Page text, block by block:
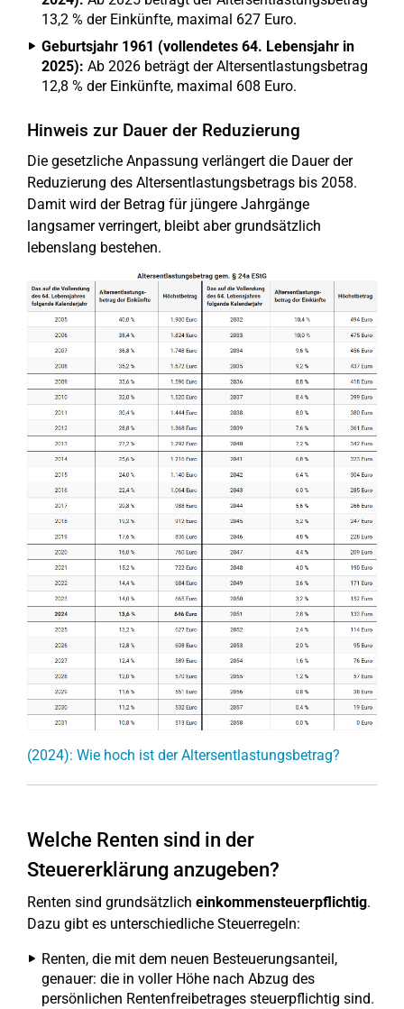
13,2 % der Einkünfte, maximal 627 Euro.
Geburtsjahr 1961 (vollendetes 64. Lebensjahr in
2025): Ab 2026 beträgt der Altersentlastungsbetrag
12,8 % der Einkünfte, maximal 608 Euro.
Hinweis zur Dauer der Reduzierung
Die gesetzliche Anpassung verlängert die Dauer der
Reduzierung des Altersentlastungsbetrags bis 2058.
Damit wird der Betrag für jüngere Jahrgänge
langsamer verringert, bleibt aber grundsätzlich
lebenslang bestehen.
(2024): Wie hoch ist der Altersentlastungsbetrag?
Welche Renten sind in der
Steuererklärung anzugeben?
Renten sind grundsätzlich einkommensteuerpflichtig.
Dazu gibt es unterschiedliche Steuerregeln:
Renten, die mit dem neuen Besteuerungsanteil,
genauer: die in voller Höhe nach Abzug des
persönlichen Rentenfreibetrages steuerpflichtig sind.